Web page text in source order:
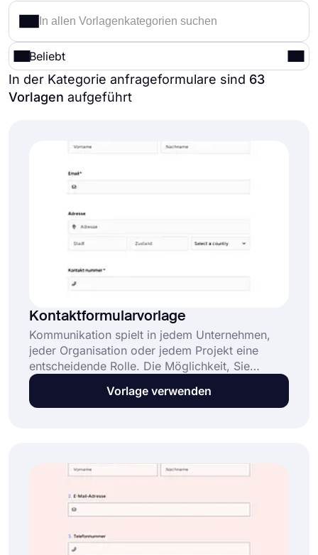
Beliebt
In der Kategorie anfrageformulare sind 63
Vorlagen aufgeführt
Kontaktformularvorlage
Kommunikation spielt in jedem Unternehmen,
jeder Organisation oder jedem Projekt eine
entscheidende Rolle. Die Möglichkeit, Sie
einfach über ein Online-Kontaktformular zu
kontaktieren, bringt viele Vorteile für alle.
forms.app. Legen Sie jetzt los und genießen Sie
den sicheren Empfang von Nachrichten!
Vorlage verwenden